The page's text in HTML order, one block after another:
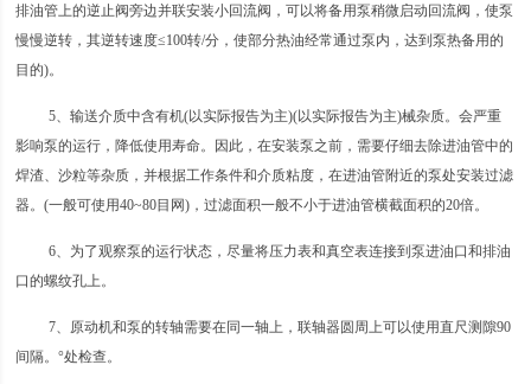
排油管上的逆止阀旁边并联安装小回流阀，可以将备用泵稍微启动回流阀，使泵
慢慢逆转，其逆转速度≤100转/分，使部分热油经常通过泵内，达到泵热备用的
目的)。
5、输送介质中含有机(以实际报告为主)(以实际报告为主)械杂质。会严重
影响泵的运行，降低使用寿命。因此，在安装泵之前，需要仔细去除进油管中的
焊渣、沙粒等杂质，并根据工作条件和介质粘度，在进油管附近的泵处安装过滤
器。(一般可使用40~80目网)，过滤面积一般不小于进油管横截面积的20倍。
6、为了观察泵的运行状态，尽量将压力表和真空表连接到泵进油口和排油
口的螺纹孔上。
7、原动机和泵的转轴需要在同一轴上，联轴器圆周上可以使用直尺测隙90
间隔。°处检查。